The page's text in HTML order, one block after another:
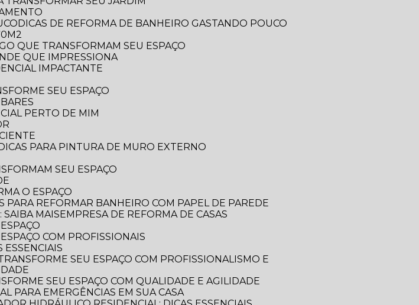
DICAS DE REFORMA DE BANHEIRO GASTANDO POUCO
QUE TRANSFORMAM SEU ESPAÇO
QUE IMPRESSIONA
IMPACTANTE
SEU ESPAÇO
PERTO DE MIM
DICAS PARA PINTURA DE MURO EXTERNO
SEU ESPAÇO
O ESPAÇO
PARA REFORMAR BANHEIRO COM PAPEL DE PAREDE
SAIBA MAIS
EMPRESA DE REFORMA DE CASAS
COM PROFISSIONAIS
ESSENCIAIS
SEU ESPAÇO COM QUALIDADE E AGILIDADE
PARA EMERGÊNCIAS EM SUA CASA